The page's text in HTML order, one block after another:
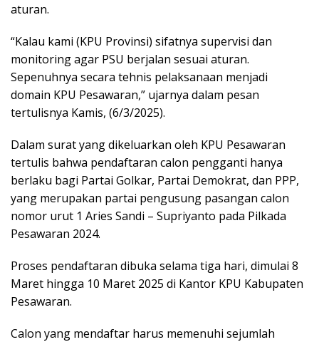
aturan.
“Kalau kami (KPU Provinsi) sifatnya supervisi dan
monitoring agar PSU berjalan sesuai aturan.
Sepenuhnya secara tehnis pelaksanaan menjadi
domain KPU Pesawaran,” ujarnya dalam pesan
tertulisnya Kamis, (6/3/2025).
Dalam surat yang dikeluarkan oleh KPU Pesawaran
tertulis bahwa pendaftaran calon pengganti hanya
berlaku bagi Partai Golkar, Partai Demokrat, dan PPP,
yang merupakan partai pengusung pasangan calon
nomor urut 1 Aries Sandi – Supriyanto pada Pilkada
Pesawaran 2024.
Proses pendaftaran dibuka selama tiga hari, dimulai 8
Maret hingga 10 Maret 2025 di Kantor KPU Kabupaten
Pesawaran.
Calon yang mendaftar harus memenuhi sejumlah